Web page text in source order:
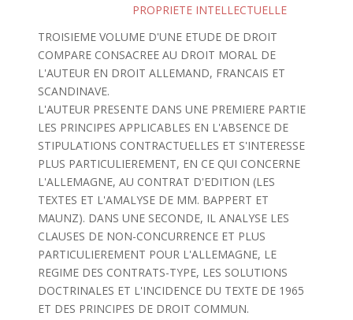
PROPRIETE INTELLECTUELLE
TROISIEME VOLUME D'UNE ETUDE DE DROIT
COMPARE CONSACREE AU DROIT MORAL DE
L'AUTEUR EN DROIT ALLEMAND, FRANCAIS ET
SCANDINAVE.
L'AUTEUR PRESENTE DANS UNE PREMIERE PARTIE
LES PRINCIPES APPLICABLES EN L'ABSENCE DE
STIPULATIONS CONTRACTUELLES ET S'INTERESSE
PLUS PARTICULIEREMENT, EN CE QUI CONCERNE
L'ALLEMAGNE, AU CONTRAT D'EDITION (LES
TEXTES ET L'AMALYSE DE MM. BAPPERT ET
MAUNZ). DANS UNE SECONDE, IL ANALYSE LES
CLAUSES DE NON-CONCURRENCE ET PLUS
PARTICULIEREMENT POUR L'ALLEMAGNE, LE
REGIME DES CONTRATS-TYPE, LES SOLUTIONS
DOCTRINALES ET L'INCIDENCE DU TEXTE DE 1965
ET DES PRINCIPES DE DROIT COMMUN.